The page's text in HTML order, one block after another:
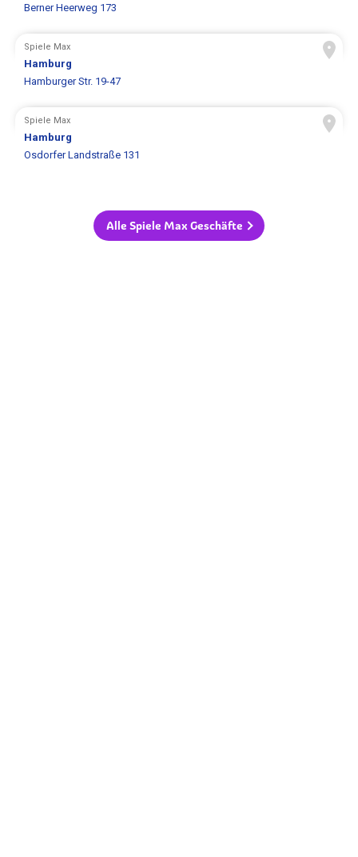
Berner Heerweg 173
Spiele Max
Hamburg
Hamburger Str. 19-47
Spiele Max
Hamburg
Osdorfer Landstraße 131
Alle Spiele Max Geschäfte